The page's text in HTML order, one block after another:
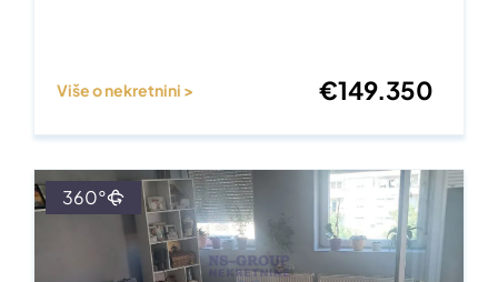
Više o nekretnini > €149.350
360°